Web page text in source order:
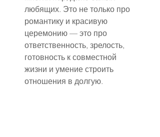
любящих. Это не только про
романтику и красивую
церемонию — это про
ответственность, зрелость,
готовность к совместной
жизни и умение строить
отношения в долгую.